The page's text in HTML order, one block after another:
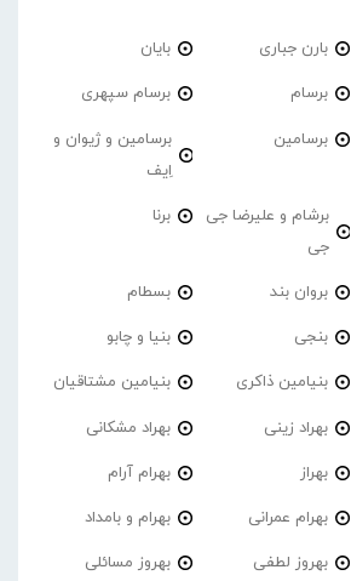
بارن جباری بایان
برسام برسام سپهری
برسامین
برسامین و ژیوان و
اِیف
برشام و علیرضا جی
جی
برنا
بروان بند بسطام
بنجی بنیا و چابو
بنیامین ذاکری بنیامین مشتاقیان
بهراد زینی بهراد مشکانی
بهراز بهرام آرام
بهرام عمرانی بهرام و بامداد
بهروز لطفی بهروز مسائلی